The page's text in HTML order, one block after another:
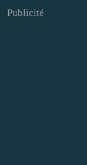
Publicité